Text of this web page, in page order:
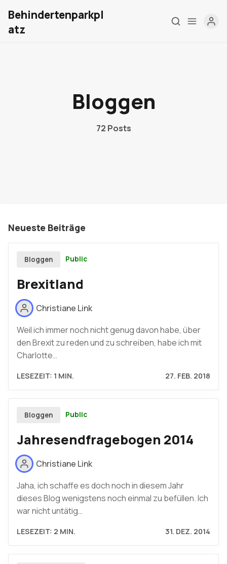
Home
Über mich
Behindertenparkpl
atz
Bloggen
72 Posts
Neueste Beiträge
Bloggen Public
Brexitland
Christiane Link
Weil ich immer noch nicht genug davon habe, über
den Brexit zu reden und zu schreiben, habe ich mit
Charlotte…
LESEZEIT: 1 MIN. 27. FEB. 2018
Bloggen Public
Jahresendfragebogen 2014
Christiane Link
Jaha, ich schaffe es doch noch in diesem Jahr
dieses Blog wenigstens noch einmal zu befüllen. Ich
war nicht untätig…
LESEZEIT: 2 MIN. 31. DEZ. 2014